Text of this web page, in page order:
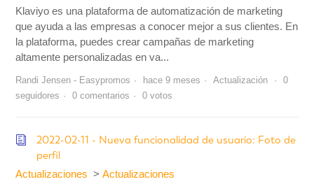
Klaviyo es una plataforma de automatización de marketing
que ayuda a las empresas a conocer mejor a sus clientes. En
la plataforma, puedes crear campañas de marketing
altamente personalizadas en va...
Randi Jensen - Easypromos hace 9 meses Actualización
0
seguidores
0 comentarios 0 votos
2022-02-11 - Nueva funcionalidad de usuario: Foto de
perfil
Actualizaciones
Actualizaciones